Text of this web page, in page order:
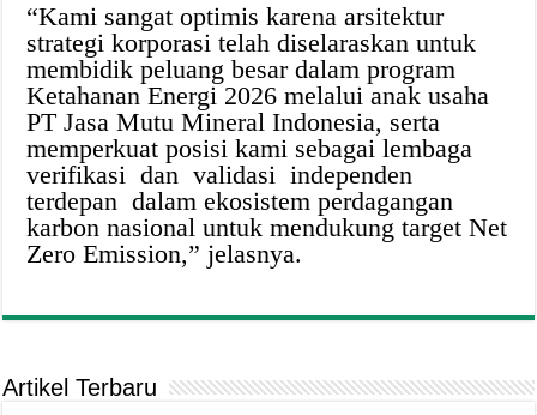
“Kami sangat optimis karena arsitektur
strategi korporasi telah diselaraskan untuk
membidik peluang besar dalam program
Ketahanan Energi 2026 melalui anak usaha
PT Jasa Mutu Mineral Indonesia, serta
memperkuat posisi kami sebagai lembaga
verifikasi dan validasi independen
terdepan dalam ekosistem perdagangan
karbon nasional untuk mendukung target Net
Zero Emission,” jelasnya.
Artikel Terbaru